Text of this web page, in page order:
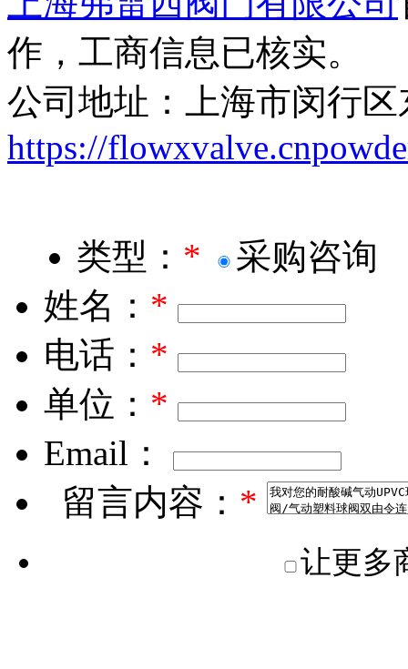
作，工商信息已核实。
公司地址：上海市闵行区
https://
类型： *
采购咨询
姓名： *
电话： *
单位： *
Email：
留言内容： *
让更多